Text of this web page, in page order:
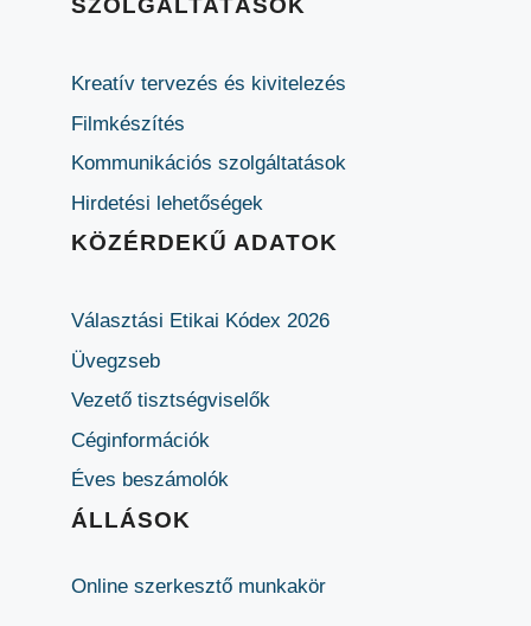
SZOLGÁLTATÁSOK
Kreatív tervezés és kivitelezés
Filmkészítés
Kommunikációs szolgáltatások
Hirdetési lehetőségek
KÖZÉRDEKŰ ADATOK
Választási Etikai Kódex 2026
Üvegzseb
Vezető tisztségviselők
Céginformációk
Éves beszámolók
ÁLLÁSOK
Online szerkesztő munkakör